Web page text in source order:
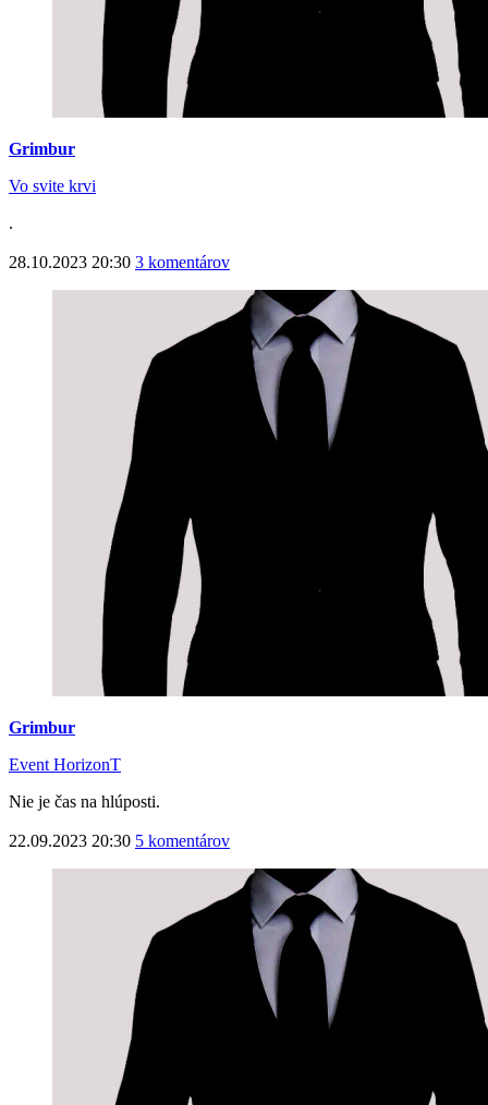
Grimbur
Vo svite krvi
.
28.10.2023 20:30 3 komentárov
Grimbur
Event HorizonT
Nie je čas na hlúposti.
22.09.2023 20:30 5 komentárov